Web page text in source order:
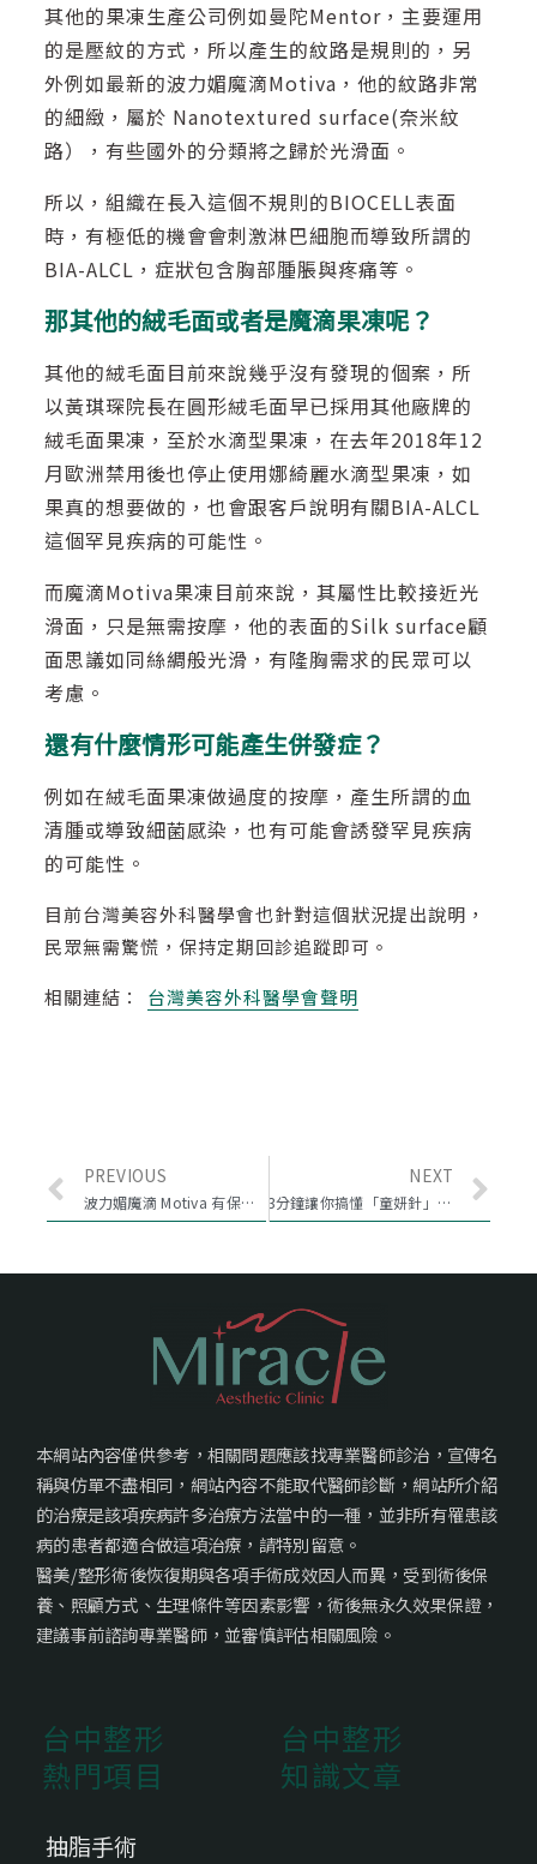
其他的果凍生產公司例如曼陀Mentor，主要運用
的是壓紋的方式，所以產生的紋路是規則的，另
外例如最新的波力媚魔滴Motiva，他的紋路非常
的細緻，屬於 Nanotextured surface(奈米紋
路），有些國外的分類將之歸於光滑面。
所以，組織在長入這個不規則的BIOCELL表面
時，有極低的機會會刺激淋巴細胞而導致所謂的
BIA-ALCL，症狀包含胸部腫脹與疼痛等。
那其他的絨毛面或者是魔滴果凍呢？
其他的絨毛面目前來說幾乎沒有發現的個案，所
以黃琪琛院長在圓形絨毛面早已採用其他廠牌的
絨毛面果凍，至於水滴型果凍，在去年2018年12
月歐洲禁用後也停止使用娜綺麗水滴型果凍，如
果真的想要做的，也會跟客戶說明有關BIA-ALCL
這個罕見疾病的可能性。
而魔滴Motiva果凍目前來說，其屬性比較接近光
滑面，只是無需按摩，他的表面的Silk surface顧
面思議如同絲綢般光滑，有隆胸需求的民眾可以
考慮。
還有什麼情形可能產生併發症？
例如在絨毛面果凍做過度的按摩，產生所謂的血
清腫或導致細菌感染，也有可能會誘發罕見疾病
的可能性。
目前台灣美容外科醫學會也針對這個狀況提出說明，
民眾無需驚慌，保持定期回診追蹤即可。
相關連結：
台灣美容外科醫學會聲明
PREVIOUS
波力媚魔滴 Motiva 有保固? 四月正式在台上市
NEXT
3分鐘讓你搞懂「童妍針」：童妍針價格、效果、成分、優缺點懶人包
本網站內容僅供參考，相關問題應該找專業醫師診治，宣傳名
稱與仿單不盡相同，網站內容不能取代醫師診斷，網站所介紹
的治療是該項疾病許多治療方法當中的一種，並非所有罹患該
病的患者都適合做這項治療，請特別留意。
醫美/整形術後恢復期與各項手術成效因人而異，受到術後保
養、照顧方式、生理條件等因素影響，術後無永久效果保證，
建議事前諮詢專業醫師，並審慎評估相關風險。
台中整形
熱門項目
抽脂手術
台中整形
知識文章